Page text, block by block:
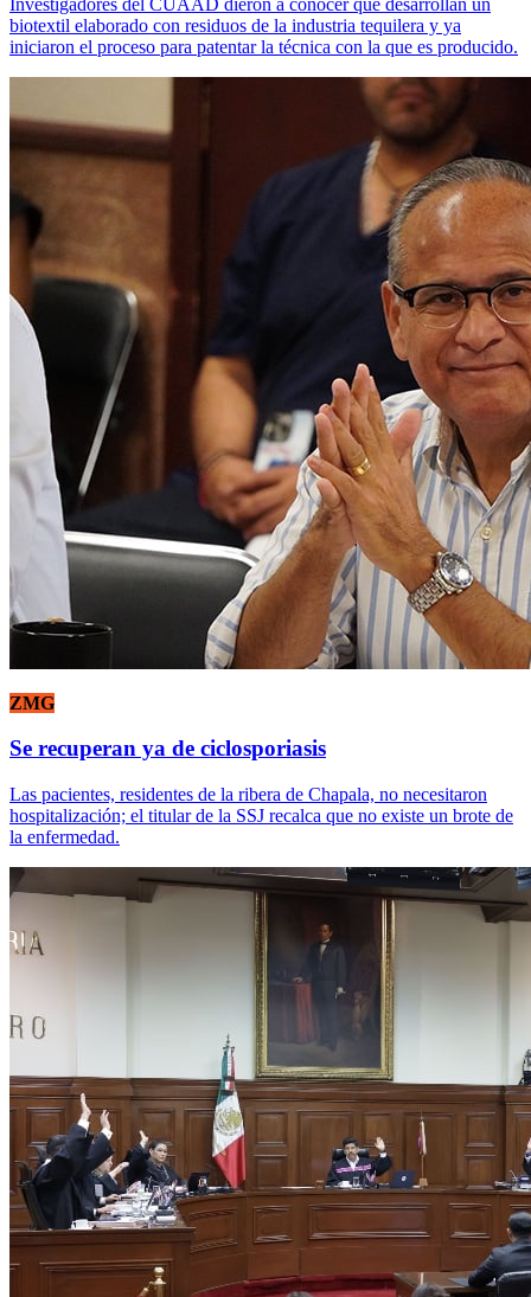
biotextil elaborado con residuos de la industria tequilera y ya
iniciaron el proceso para patentar la técnica con la que es producido.
ZMG
Se recuperan ya de ciclosporiasis
Las pacientes, residentes de la ribera de Chapala, no necesitaron
hospitalización; el titular de la SSJ recalca que no existe un brote de
la enfermedad.